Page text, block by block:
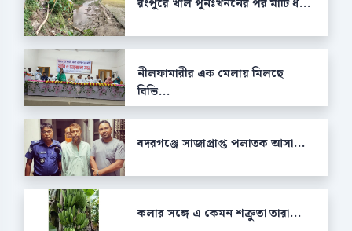
রংপুরে খাল পুনঃখননের পর মাটি ধ...
নীলফামারীর এক মেলায় মিলছে
বিভি...
বদরগঞ্জে সাজাপ্রাপ্ত পলাতক আসা...
কলার সঙ্গে এ কেমন শক্রুতা তারা...